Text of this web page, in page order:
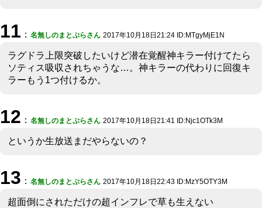
11 ： 名無しのまとぷらさん 2017年10月18日21:24 ID:MTgyMjE1N
ラグドラ上限突破したいけど潜在覚醒神キラー付けてたら
ソティス吸収されちゃうな…。神キラーの代わりに回復キ
ラーもう1つ付けるか。
12 ： 名無しのまとぷらさん 2017年10月18日21:41 ID:Njc1OTk3M
というか生放送まだやらないの？
13 ： 名無しのまとぷらさん 2017年10月18日22:43 ID:MzY5OTY3M
超面倒にされただけの超インフレで草も生えない